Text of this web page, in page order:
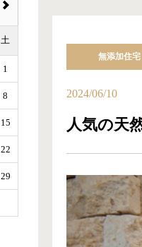
無添加住宅
2024/06/10
人気の天
土
1
8
15
22
29